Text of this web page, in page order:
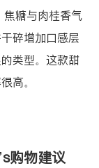
焦糖与肉桂香气
碎增加口感层
类型。这款甜
高。
购物建议